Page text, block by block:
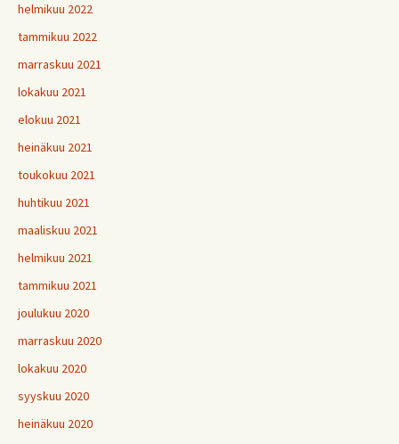
helmikuu 2022
tammikuu 2022
marraskuu 2021
lokakuu 2021
elokuu 2021
heinäkuu 2021
toukokuu 2021
huhtikuu 2021
maaliskuu 2021
helmikuu 2021
tammikuu 2021
joulukuu 2020
marraskuu 2020
lokakuu 2020
syyskuu 2020
heinäkuu 2020